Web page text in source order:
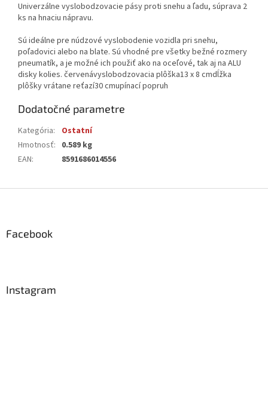
Univerzálne vyslobodzovacie pásy proti snehu a ľadu, súprava 2
ks na hnaciu nápravu.
Sú ideálne pre núdzové vyslobodenie vozidla pri snehu,
poľadovici alebo na blate. Sú vhodné pre všetky bežné rozmery
pneumatík, a je možné ich použiť ako na oceľové, tak aj na ALU
disky kolies. červenávyslobodzovacia plôška13 x 8 cmdĺžka
plôšky vrátane reťazí30 cmupínací popruh
Dodatočné parametre
Kategória:
Ostatní
Hmotnosť: 0.589 kg
EAN: 8591686014556
Facebook
Instagram